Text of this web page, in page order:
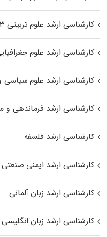
کارشناسی ارشد علوم تربیتی ۳
کارشناسی ارشد علوم
کارشناسی ارشد علوم سیاسی
کارشناسی ارشد فرماندهی و
کارشناسی ارشد فلسفه
کارشناسی ارشد ایمنی صنعتی
کارشناسی ارشد زبان آلمانی
کارشناسی ارشد زبان انگلیسی